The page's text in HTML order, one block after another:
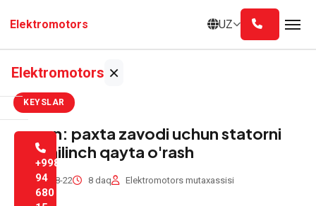
mazmunga
Elektromotors UZ
Elektromotors ×
sahifa
haqimizda
+998
94
680
KEYSLAR
Koson: paxta zavodi uchun statorni
shoshilinch qayta o'rash
2013-08-22 8 daq Elektromotors mutaxassisi